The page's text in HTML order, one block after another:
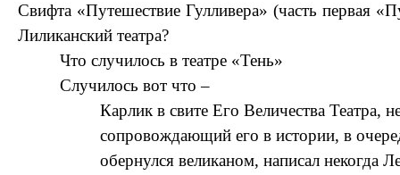
Свифта «Путешествие Гулливера» (часть первая
Лиликанский театра?
Что случилось в театре «Тень»
Случилось вот что –
Карлик в свите Его Величества Театра,
сопровождающий его в истории, в
обернулся великаном, написал некогда